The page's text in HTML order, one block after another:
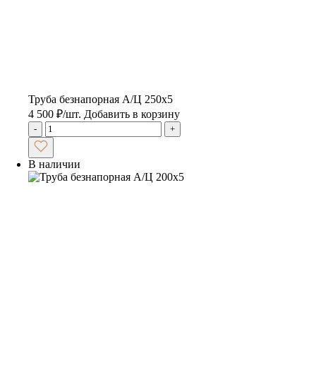
Труба безнапорная А/Ц 250х5
4 500 ₽/шт. Добавить в корзину
- +
В наличии